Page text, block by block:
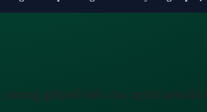
giờ phổ biến cho người xem dài